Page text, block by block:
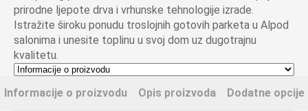
prirodne ljepote drva i vrhunske tehnologije izrade.
Istražite široku ponudu troslojnih gotovih parketa u Alpod
salonima i unesite toplinu u svoj dom uz dugotrajnu
kvalitetu.
Informacije o proizvodu Opis proizvoda Dodatne opcije